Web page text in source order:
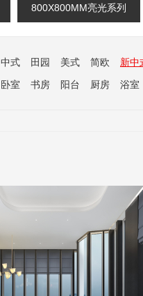
800X800MM亮光系列
中式 田园 美式 简欧
新中
卧室 书房 阳台 厨房 浴室